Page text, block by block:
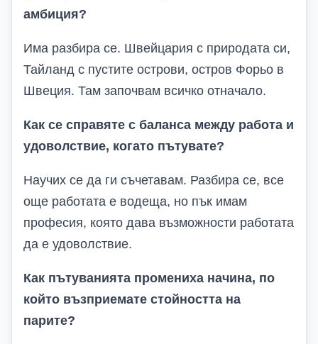
амбиция?
Има разбира се. Швейцария с природата си,
Тайланд с пустите острови, остров Форьо в
Швеция. Там започвам всичко отначало.
Как се справяте с баланса между работа и
удоволствие, когато пътувате?
Научих се да ги съчетавам. Разбира се, все
още работата е водеща, но пък имам
професия, която дава възможности работата
да е удоволствие.
Как пътуванията промениха начина, по
който възприемате стойността на
парите?